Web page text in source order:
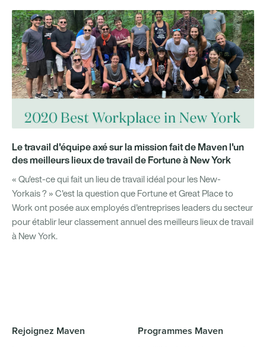
Le travail d'équipe axé sur la mission fait de Maven l'un
des meilleurs lieux de travail de Fortune à New York
« Qu'est-ce qui fait un lieu de travail idéal pour les New-
Yorkais ? » C'est la question que Fortune et Great Place to
Work ont posée aux employés d'entreprises leaders du secteur
pour établir leur classement annuel des meilleurs lieux de travail
à New York.
Rejoignez Maven Programmes Maven